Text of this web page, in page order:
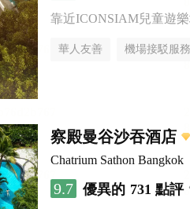
靠近ICONSIAM兒童遊
華人友善 機場接駁服務
察殿曼谷沙吞酒店
Chatrium Sathon Bangkok
9.7 優異的 731 點評